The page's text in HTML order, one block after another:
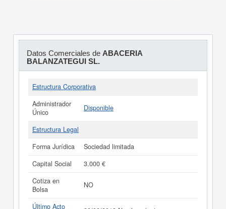
Datos Comerciales de ABACERIA
BALANZATEGUI SL.
Estructura Corporativa
Administrador
Único
Disponible
Estructura Legal
Forma Jurídica
Sociedad limitada
Capital Social
3.000 €
Cotiza en
Bolsa
NO
Último Acto